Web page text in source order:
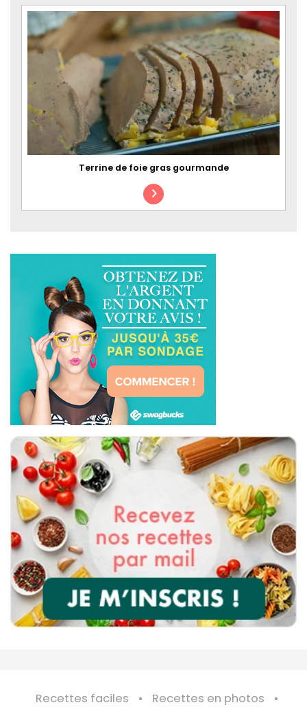
Terrine de foie gras gourmande
Recettes faciles
Recettes en photos